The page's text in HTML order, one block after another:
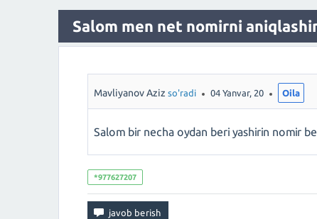
Salom men net nomirni
Mavliyanov Aziz so'radi 04 Yanvar, 20 Oila
Salom bir necha oydan beri yashirin nomir
*977627207